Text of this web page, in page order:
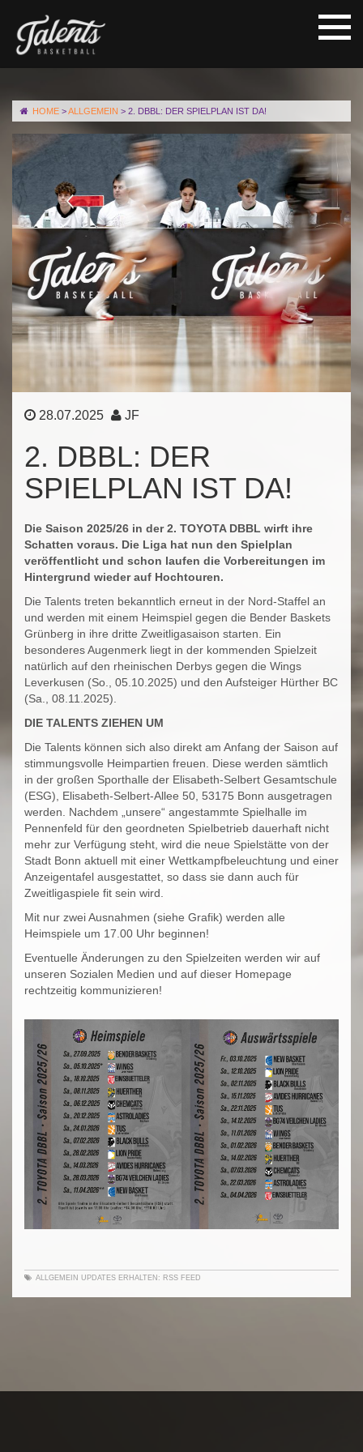
HOME >ALLGEMEIN > 2. DBBL: DER SPIELPLAN IST DA!
28.07.2025 JF
2. DBBL: DER
SPIELPLAN IST DA!
Die Saison 2025/26 in der 2. TOYOTA DBBL wirft ihre
Schatten voraus. Die Liga hat nun den Spielplan
veröffentlicht und schon laufen die Vorbereitungen im
Hintergrund wieder auf Hochtouren.
Die Talents treten bekanntlich erneut in der Nord-Staffel an
und werden mit einem Heimspiel gegen die Bender Baskets
Grünberg in ihre dritte Zweitligasaison starten. Ein
besonderes Augenmerk liegt in der kommenden Spielzeit
natürlich auf den rheinischen Derbys gegen die Wings
Leverkusen (So., 05.10.2025) und den Aufsteiger Hürther BC
(Sa., 08.11.2025).
DIE TALENTS ZIEHEN UM
Die Talents können sich also direkt am Anfang der Saison auf
stimmungsvolle Heimpartien freuen. Diese werden sämtlich
in der großen Sporthalle der Elisabeth-Selbert Gesamtschule
(ESG), Elisabeth-Selbert-Allee 50, 53175 Bonn ausgetragen
werden. Nachdem „unsere“ angestammte Spielhalle im
Pennenfeld für den geordneten Spielbetrieb dauerhaft nicht
mehr zur Verfügung steht, wird die neue Spielstätte von der
Stadt Bonn aktuell mit einer Wettkampfbeleuchtung und einer
Anzeigentafel ausgestattet, so dass sie dann auch für
Zweitligaspiele fit sein wird.
Mit nur zwei Ausnahmen (siehe Grafik) werden alle
Heimspiele um 17.00 Uhr beginnen!
Eventuelle Änderungen zu den Spielzeiten werden wir auf
unseren Sozialen Medien und auf dieser Homepage
rechtzeitig kommunizieren!
ALLGEMEIN UPDATES ERHALTEN: RSS FEED